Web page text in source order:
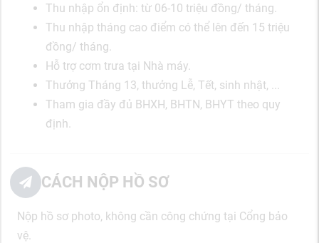
Thu nhập ổn định: từ 06-10 triệu đồng/ tháng.
Thu nhập tháng cao điểm có thể lên đến 15 triệu
đồng/ tháng.
Hỗ trợ cơm trưa tại Nhà máy.
Thưởng Tháng 13, thưởng Lễ, Tết, sinh nhật, ...
Tham gia đầy đủ BHXH, BHTN, BHYT theo quy
định.
CÁCH NỘP HỒ SƠ
Nộp hồ sơ photo, không cần công chứng tại Cổng bảo
vệ.